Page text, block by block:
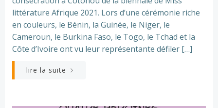
littérature Afrique 2021. Lors d’une cérémonie riche
en couleurs, le Bénin, la Guinée, le Niger, le
Cameroun, le Burkina Faso, le Togo, le Tchad et la
Côte d’Ivoire ont vu leur représentante défiler […]
lire la suite